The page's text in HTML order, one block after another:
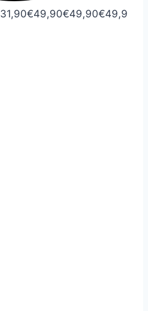
31,90€49,90€49,90€49,9